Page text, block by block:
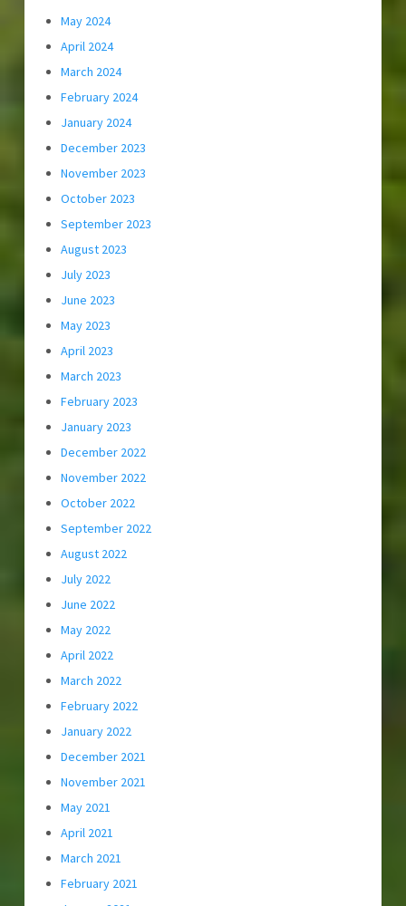
May 2024
April 2024
March 2024
February 2024
January 2024
December 2023
November 2023
October 2023
September 2023
August 2023
July 2023
June 2023
May 2023
April 2023
March 2023
February 2023
January 2023
December 2022
November 2022
October 2022
September 2022
August 2022
July 2022
June 2022
May 2022
April 2022
March 2022
February 2022
January 2022
December 2021
November 2021
May 2021
April 2021
March 2021
February 2021